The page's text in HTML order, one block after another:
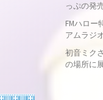
っぷの発
FMハロー
アムラジ
初音ミク
の場所に